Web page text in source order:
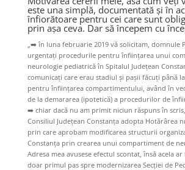
este una simplă, documentată și în
înfiorătoare pentru cei care sunt
prin așa ceva. Dar să începem cu
➡️în luna februarie 2019 vă solicitam, domnule
urgentați procedurile pentru înființarea unui
neurologie pediatrică în Spitalul Județean
comunicați care erau stadiul și pașii făcuți până
pentru înființarea compartimentului, având în
de la demararea (ipotetică) a procedurilor de
➡️chiar dacă nu am primit niciun răspuns în
Consiliul Județean Constanța adopta Hotărârea
prin care aprobam modificarea structurii
Constanța prin crearea unui compartiment de
Adresa mea avusese efectul scontat, însă acela
doar primul pas spre modernizarea Secției de